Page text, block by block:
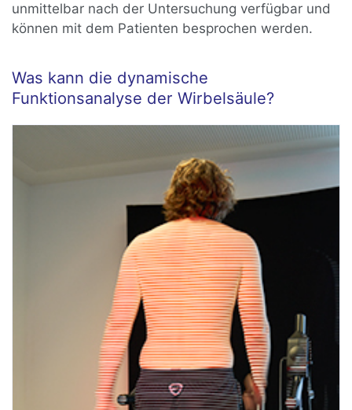
unmittelbar nach der Untersuchung verfügbar und
können mit dem Patienten besprochen werden.
Was kann die dynamische
Funktionsanalyse der Wirbelsäule?